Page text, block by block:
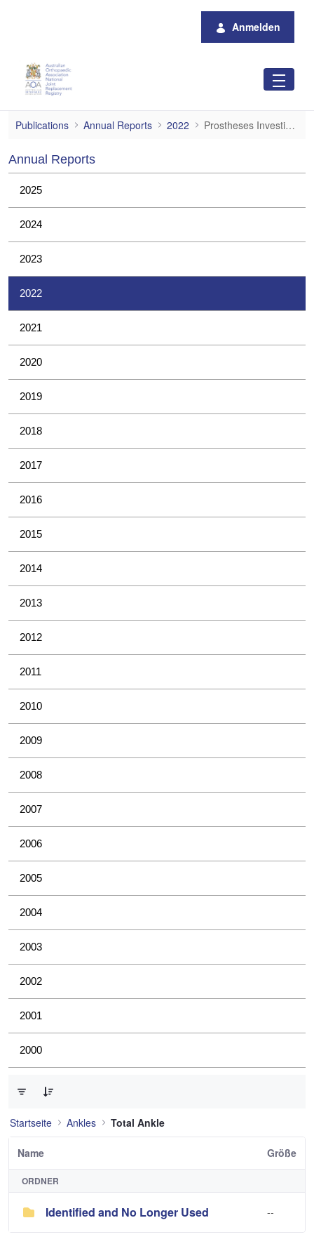
Anmelden
Prostheses Investigations
Publications Annual Reports 2022 Prostheses Investigations
Annual Reports
2025
2024
2023
2022
2021
2020
2019
2018
2017
2016
2015
2014
2013
2012
2011
2010
2009
2008
2007
2006
2005
2004
2003
2002
2001
2000
Startseite Ankles Total Ankle
Name Größe
ORDNER
Identified and No Longer Used --